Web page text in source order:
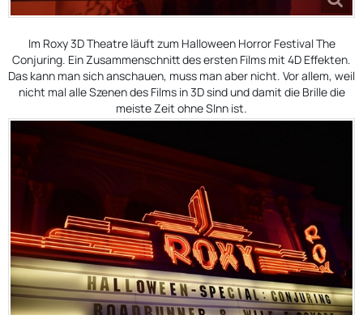
Im Roxy 3D Theatre läuft zum Halloween Horror Festival The
Conjuring. Ein Zusammenschnitt des ersten Films mit 4D Effekten.
Das kann man sich anschauen, muss man aber nicht. Vor allem, weil
nicht mal alle Szenen des Films in 3D sind und damit die Brille die
meiste Zeit ohne SInn ist.